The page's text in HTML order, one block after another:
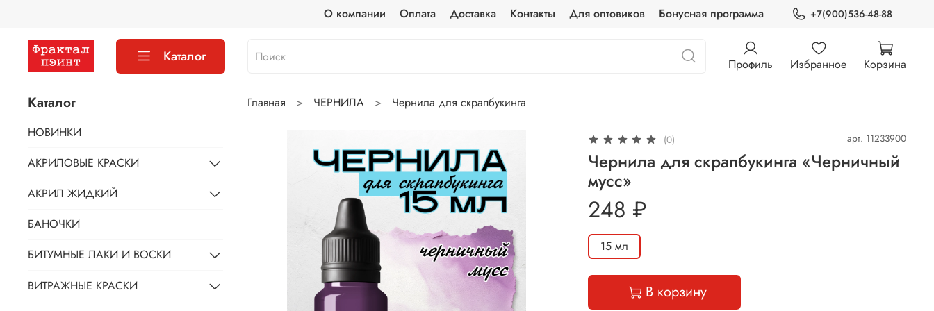
О компании Оплата Доставка Контакты Для оптовиков Бонусная программа +7(900)536-48-88
Каталог Профиль Избранное Корзина
Главная ЧЕРНИЛА Чернила для скрапбукинга
(0) арт. 11233900
Чернила для скрапбукинга «Черничный
мусс»
248 ₽
15 мл
В корзину
Каталог
НОВИНКИ
АКРИЛОВЫЕ КРАСКИ
АКРИЛ ЖИДКИЙ
БАНОЧКИ
БИТУМНЫЕ ЛАКИ И ВОСКИ
ВИТРАЖНЫЕ КРАСКИ